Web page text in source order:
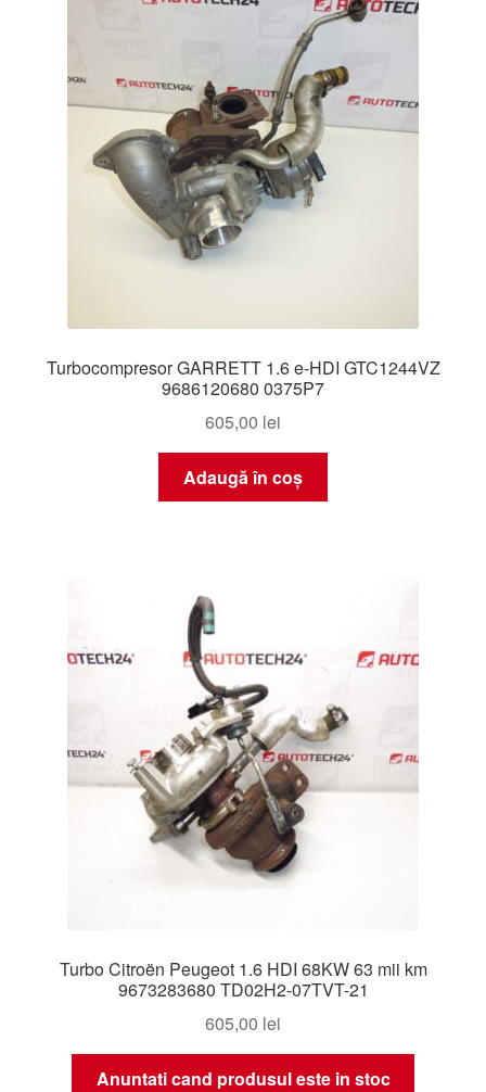
Turbocompresor GARRETT 1.6 e-HDI GTC1244VZ
9686120680 0375P7
605,00 lei
Adaugă în coș
Turbo Citroën Peugeot 1.6 HDI 68KW 63 mii km
9673283680 TD02H2-07TVT-21
605,00 lei
Anuntati cand produsul este in stoc